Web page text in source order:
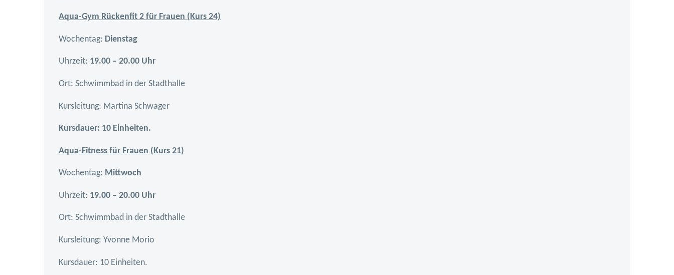
Aqua-Gym Rückenfit 2 für Frauen (Kurs 24)
Wochentag: Dienstag
Uhrzeit: 19.00 – 20.00 Uhr
Ort: Schwimmbad in der Stadthalle
Kursleitung: Martina Schwager
Kursdauer: 10 Einheiten.
Aqua-Fitness für Frauen (Kurs 21)
Wochentag: Mittwoch
Uhrzeit: 19.00 – 20.00 Uhr
Ort: Schwimmbad in der Stadthalle
Kursleitung: Yvonne Morio
Kursdauer: 10 Einheiten.